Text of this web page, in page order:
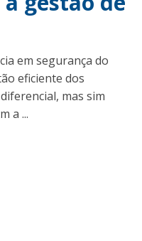
em segurança do
eficiente dos
mas sim
a ...